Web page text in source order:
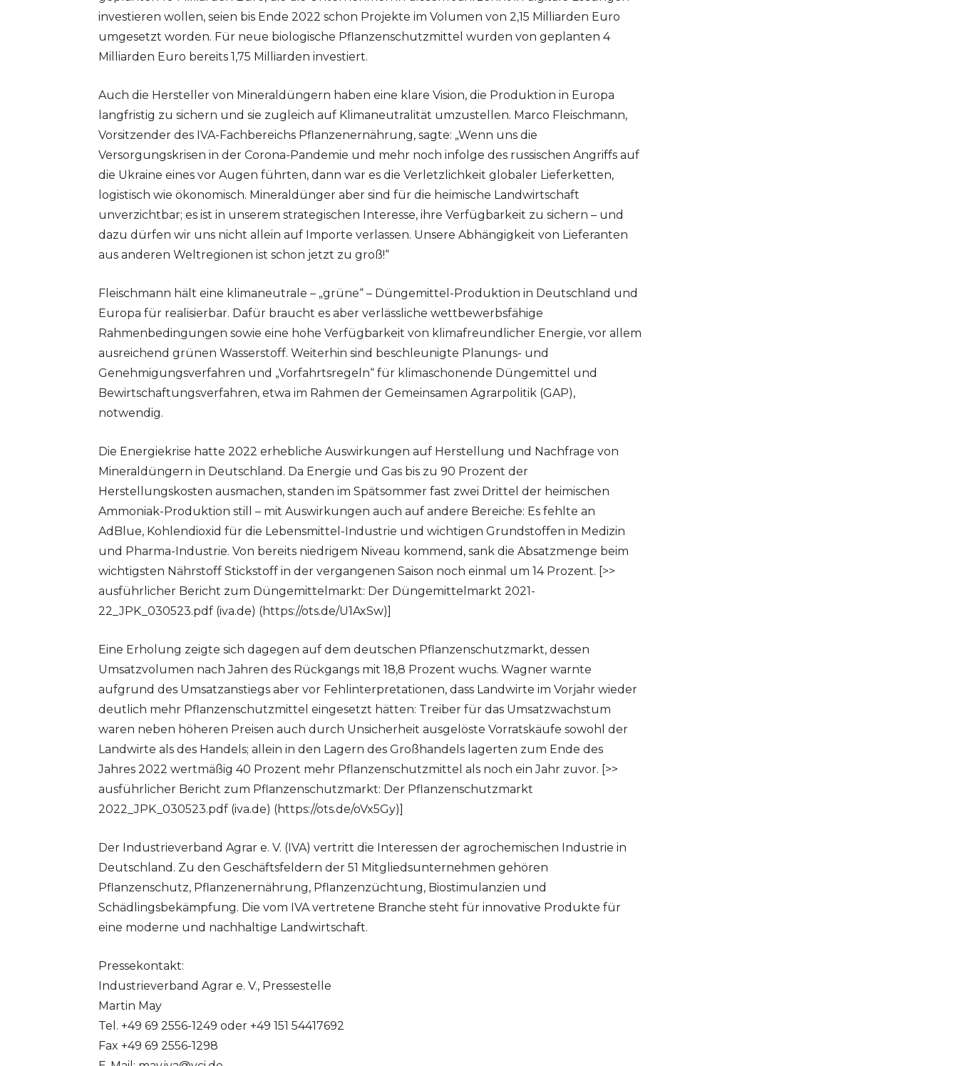
investieren wollen, seien bis Ende 2022 schon Projekte im Volumen von 2,15 Milliarden Euro
umgesetzt worden. Für neue biologische Pflanzenschutzmittel wurden von geplanten 4
Milliarden Euro bereits 1,75 Milliarden investiert.
Auch die Hersteller von Mineraldüngern haben eine klare Vision, die Produktion in Europa
langfristig zu sichern und sie zugleich auf Klimaneutralität umzustellen. Marco Fleischmann,
Vorsitzender des IVA-Fachbereichs Pflanzenernährung, sagte: „Wenn uns die
Versorgungskrisen in der Corona-Pandemie und mehr noch infolge des russischen Angriffs auf
die Ukraine eines vor Augen führten, dann war es die Verletzlichkeit globaler Lieferketten,
logistisch wie ökonomisch. Mineraldünger aber sind für die heimische Landwirtschaft
unverzichtbar; es ist in unserem strategischen Interesse, ihre Verfügbarkeit zu sichern – und
dazu dürfen wir uns nicht allein auf Importe verlassen. Unsere Abhängigkeit von Lieferanten
aus anderen Weltregionen ist schon jetzt zu groß!“
Fleischmann hält eine klimaneutrale – „grüne“ – Düngemittel-Produktion in Deutschland und
Europa für realisierbar. Dafür braucht es aber verlässliche wettbewerbsfähige
Rahmenbedingungen sowie eine hohe Verfügbarkeit von klimafreundlicher Energie, vor allem
ausreichend grünen Wasserstoff. Weiterhin sind beschleunigte Planungs- und
Genehmigungsverfahren und „Vorfahrtsregeln“ für klimaschonende Düngemittel und
Bewirtschaftungsverfahren, etwa im Rahmen der Gemeinsamen Agrarpolitik (GAP),
notwendig.
Die Energiekrise hatte 2022 erhebliche Auswirkungen auf Herstellung und Nachfrage von
Mineraldüngern in Deutschland. Da Energie und Gas bis zu 90 Prozent der
Herstellungskosten ausmachen, standen im Spätsommer fast zwei Drittel der heimischen
Ammoniak-Produktion still – mit Auswirkungen auch auf andere Bereiche: Es fehlte an
AdBlue, Kohlendioxid für die Lebensmittel-Industrie und wichtigen Grundstoffen in Medizin
und Pharma-Industrie. Von bereits niedrigem Niveau kommend, sank die Absatzmenge beim
wichtigsten Nährstoff Stickstoff in der vergangenen Saison noch einmal um 14 Prozent. [>>
ausführlicher Bericht zum Düngemittelmarkt: Der Düngemittelmarkt 2021-
22_JPK_030523.pdf (iva.de) (https://ots.de/U1AxSw)]
Eine Erholung zeigte sich dagegen auf dem deutschen Pflanzenschutzmarkt, dessen
Umsatzvolumen nach Jahren des Rückgangs mit 18,8 Prozent wuchs. Wagner warnte
aufgrund des Umsatzanstiegs aber vor Fehlinterpretationen, dass Landwirte im Vorjahr wieder
deutlich mehr Pflanzenschutzmittel eingesetzt hätten: Treiber für das Umsatzwachstum
waren neben höheren Preisen auch durch Unsicherheit ausgelöste Vorratskäufe sowohl der
Landwirte als des Handels; allein in den Lagern des Großhandels lagerten zum Ende des
Jahres 2022 wertmäßig 40 Prozent mehr Pflanzenschutzmittel als noch ein Jahr zuvor. [>>
ausführlicher Bericht zum Pflanzenschutzmarkt: Der Pflanzenschutzmarkt
2022_JPK_030523.pdf (iva.de) (https://ots.de/oVx5Gy)]
Der Industrieverband Agrar e. V. (IVA) vertritt die Interessen der agrochemischen Industrie in
Deutschland. Zu den Geschäftsfeldern der 51 Mitgliedsunternehmen gehören
Pflanzenschutz, Pflanzenernährung, Pflanzenzüchtung, Biostimulanzien und
Schädlingsbekämpfung. Die vom IVA vertretene Branche steht für innovative Produkte für
eine moderne und nachhaltige Landwirtschaft.
Pressekontakt:
Industrieverband Agrar e. V., Pressestelle
Martin May
Tel. +49 69 2556-1249 oder +49 151 54417692
Fax +49 69 2556-1298